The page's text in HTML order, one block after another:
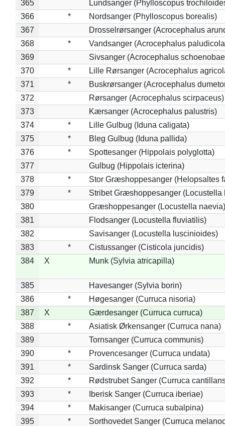
365
Lundsanger (Phylloscopus
366
*
Nordsanger (Phylloscopus borealis)
367
Drosselrørsanger (Acrocephalus
368
*
Vandsanger (Acrocephalus
369
Sivsanger (Acrocephalus
370
*
Lille Rørsanger (Acrocephalus
371
*
Buskrørsanger (Acrocephalus
372
Rørsanger (Acrocephalus scirpaceus)
373
Kærsanger (Acrocephalus palustris)
374
*
Lille Gulbug (Iduna caligata)
375
*
Bleg Gulbug (Iduna pallida)
376
*
Spottesanger (Hippolais polyglotta)
377
Gulbug (Hippolais icterina)
378
*
Stor Græshoppesanger (Helopsaltes
379
*
Stribet Græshoppesanger (Locustella
380
Græshoppesanger (Locustella naevia)
381
Flodsanger (Locustella fluviatilis)
382
Savisanger (Locustella luscinioides)
383
*
Cistussanger (Cisticola juncidis)
384
X Munk (Sylvia atricapilla)
385
Havesanger (Sylvia borin)
386
*
Høgesanger (Curruca nisoria)
387
X
Gærdesanger (Curruca curruca)
388
*
Asiatisk Ørkensanger (Curruca nana)
389
Tornsanger (Curruca communis)
390
*
Provencesanger (Curruca undata)
391
*
Sardinsk Sanger (Curruca sarda)
392
*
Rødstrubet Sanger (Curruca
393
*
Iberisk Sanger (Curruca iberiae)
394
*
Makisanger (Curruca subalpina)
395
*
Sorthovedet Sanger (Curruca